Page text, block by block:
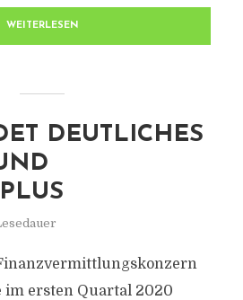
WEITERLESEN
DEUTLICHES
im ersten Quartal 2020